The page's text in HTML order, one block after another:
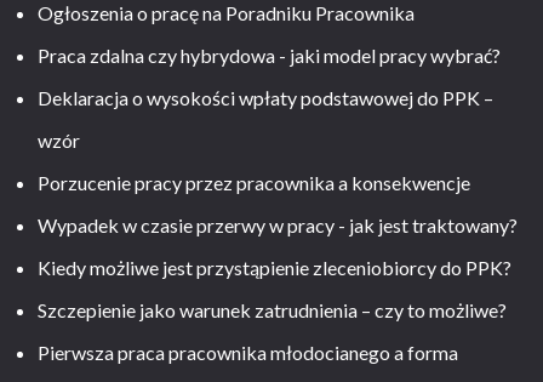
Ogłoszenia o pracę na Poradniku Pracownika
Praca zdalna czy hybrydowa - jaki model pracy wybrać?
Deklaracja o wysokości wpłaty podstawowej do PPK –
wzór
Porzucenie pracy przez pracownika a konsekwencje
Wypadek w czasie przerwy w pracy - jak jest traktowany?
Kiedy możliwe jest przystąpienie zleceniobiorcy do PPK?
Szczepienie jako warunek zatrudnienia – czy to możliwe?
Pierwsza praca pracownika młodocianego a forma